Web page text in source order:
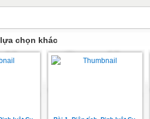
Hằng số điện môi:
:
chọn khác